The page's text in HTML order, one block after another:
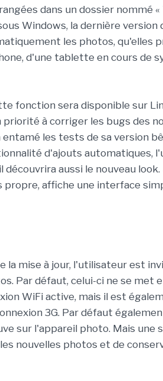
dans un dossier nommé
Windows, la dernière
les photos, qu'elles
d'une tablette en cours de
fonction sera disponible sur
à corriger les bugs des
les tests de sa version
d'ajouts automatiques,
aussi le nouveau look.
propre, affiche une interface
la mise à jour, l'utilisateur est
Par défaut, celui-ci ne se met
WiFi active, mais il est
3G. Par défaut
sur l'appareil photo. Mais une
nouvelles photos et de